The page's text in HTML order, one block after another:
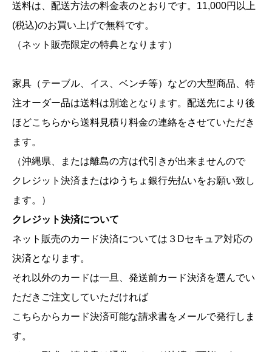
送料は、配送方法の料金表のとおりです。11,000円以上
(税込)のお買い上げで無料です。
（ネット販売限定の特典となります）
家具（テーブル、イス、ベンチ等）などの大型商品、特
注オーダー品は送料は別途となります。配送先により後
ほどこちらから送料見積り料金の連絡をさせていただき
ます。
（沖縄県、または離島の方は代引きが出来ませんので
クレジット決済またはゆうちょ銀行先払いをお願い致し
ます。）
クレジット決済について
ネット販売のカード決済については３Dセキュア対応の
決済となります。
それ以外のカードは一旦、発送前カード決済を選んでい
ただきご注文していただければ
こちらからカード決済可能な請求書をメールで発行しま
す。